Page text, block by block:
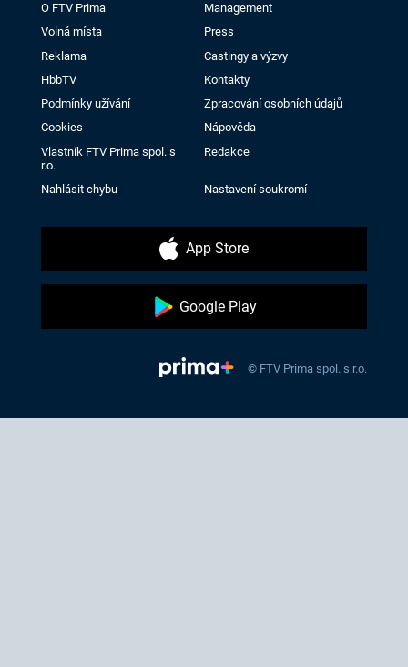
O FTV Prima
Management
Volná místa
Press
Reklama
Castingy a výzvy
HbbTV
Kontakty
Podmínky užívání
Zpracování osobních údajů
Cookies
Nápověda
Vlastník FTV Prima spol. s
r.o.
Redakce
Nahlásit chybu Nastavení soukromí
App Store
Google Play
© FTV Prima spol. s r.o.